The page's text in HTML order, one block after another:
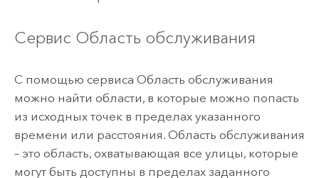
Сервис Область обслуживания
С помощью сервиса Область обслуживания
можно найти области, в которые можно попасть
из исходных точек в пределах указанного
времени или расстояния. Область обслуживания
– это область, охватывающая все улицы, которые
могут быть доступны в пределах заданного